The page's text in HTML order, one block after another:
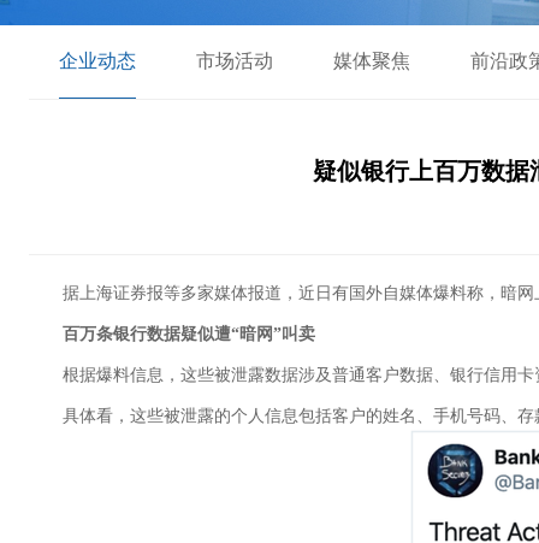
企业动态 市场活动 媒体聚焦 前沿政
疑似银行上百万数
据上海证券报等多家媒体报道，近日有国外自媒体爆料称，暗网
百万条银行数据疑似遭“暗网”叫卖
根据爆料信息，这些被泄露数据涉及普通客户数据、银行信用卡
具体看，这些被泄露的个人信息包括客户的姓名、手机号码、存